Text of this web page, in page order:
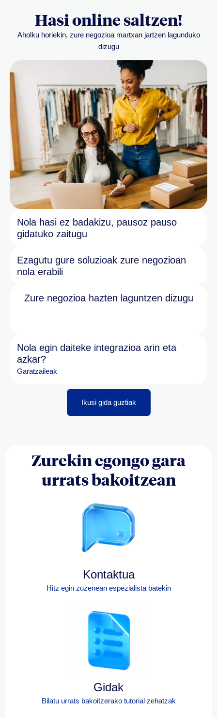
Hasi online saltzen!
Aholku horiekin, zure negozioa martxan jartzen lagunduko
dizugu
Nola hasi ez badakizu, pausoz pauso
gidatuko zaitugu
Ezagutu gure soluzioak zure negozioan
nola erabili
Zure negozioa hazten laguntzen dizugu
Nola egin daiteke integrazioa arin eta
azkar?
Garatzaileak
Ikusi gida guztiak
Zurekin egongo gara
urrats bakoitzean
Kontaktua
Hitz egin zuzenean espezialista batekin
Gidak
Bilatu urrats bakoitzerako tutorial zehatzak